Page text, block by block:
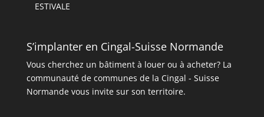
ESTIVALE
S’implanter en Cingal-Suisse Normande
Vous cherchez un bâtiment à louer ou à acheter? La
communauté de communes de la Cingal - Suisse
Normande vous invite sur son territoire.